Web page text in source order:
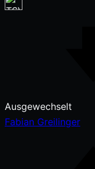
Ausgewechselt
Fabian Greilinger